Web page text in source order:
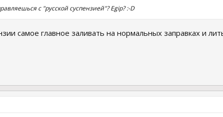
с "русской суспензией"? Egip? :-D
самое главное заливать на нормальных заправках и